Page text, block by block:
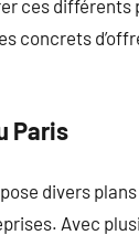
ces différents
concrets
Paris
divers
Avec